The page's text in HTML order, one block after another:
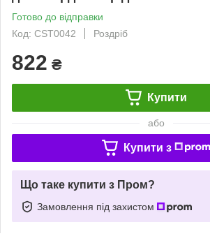
Готово до відправки
Код: CST0042
Роздріб
822 ₴
Купити
або
Купити з
Що таке купити з Пром?
Замовлення під захистом